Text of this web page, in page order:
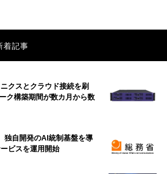
着記事
クスとクラウド接続を刷
ク構築期間が数カ月から数
独自開発のAI統制基盤を導
ビスを運用開始